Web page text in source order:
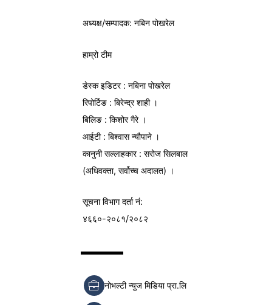
अध्यक्ष/सम्पादक: नबिन पोखरेल
हाम्रो टीम
डेस्क इडिटर : नबिना पोखरेल
रिपोर्टिङ : बिरेन्द्र शाही ।
बिलिङ : किशोर गैरे ।
आईटी : बिश्वास न्यौपाने ।
कानुनी सल्लाहकार : सरोज सिलबाल
(अधिवक्ता, सर्वोच्च अदालत) ।
सूचना विभागदर्ता नं:
४६६०-२०८१/२०८२
नोभल्टी न्युज मिडिया प्रा.लि